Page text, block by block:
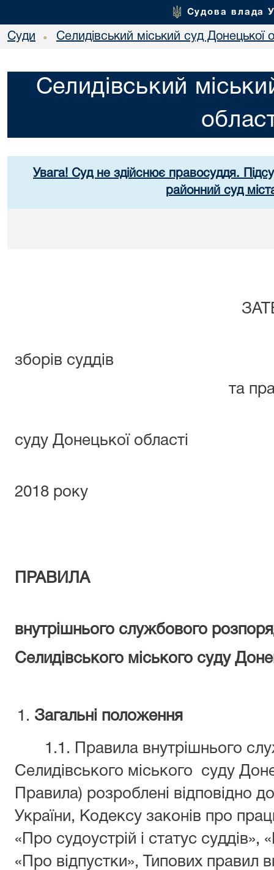
Судова влада
Суди • Селидівський міський суд Донецької
Селидівський
Увага! Суд не здійснює правосуддя.
районний суд
зборів суддів
та працівників
суду Донецької області
2018 року
ПРАВИЛА
внутрішнього службового
Селидівського міського суду
Загальні положення
1.1. Правила внутрішнього
Селидівського міського суду
Правила) розроблені відповідно
України, Кодексу законів про
«Про судоустрій і статус
«Про відпустки», Типових правил